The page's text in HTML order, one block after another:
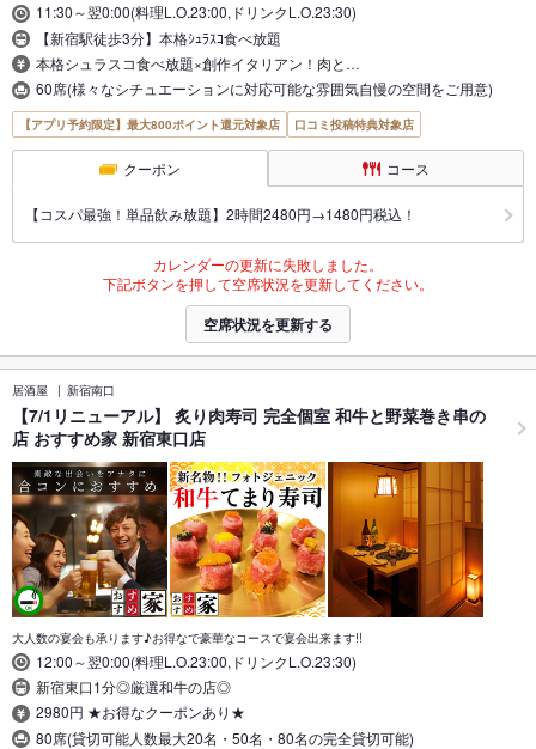
11:30～翌0:00(料理L.O.23:00,ドリンクL.O.23:30)
【新宿駅徒歩3分】本格ｼｭﾗｽｺ食べ放題
本格シュラスコ食べ放題×創作イタリアン！肉と…
60席(様々なシチュエーションに対応可能な雰囲気自慢の空間をご用意)
【アプリ予約限定】最大800ポイント還元対象店 口コミ投稿特典対象店
クーポン コース
【コスパ最強！単品飲み放題】2時間2480円→1480円税込！
カレンダーの更新に失敗しました。
下記ボタンを押して空席状況を更新してください。
空席状況を更新する
居酒屋 新宿南口
【7/1リニューアル】 炙り肉寿司 完全個室 和牛と野菜巻き串の
店 おすすめ家 新宿東口店
大人数の宴会も承ります♪お得なで豪華なコースで宴会出来ます!!
12:00～翌0:00(料理L.O.23:00,ドリンクL.O.23:30)
新宿東口1分◎厳選和牛の店◎
2980円 ★お得なクーポンあり★
80席(貸切可能人数最大20名・50名・80名の完全貸切可能)